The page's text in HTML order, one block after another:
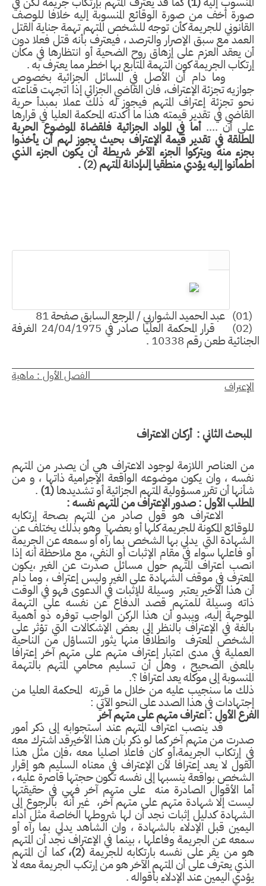
أخف من صورة الوقائع المنسوبة إليه خلافا للوصف
للجريمة كأن توجه للشخص المتهم تهمة جناية القتل
مع سبق الإصرار والترصد ، فيعترف بأنه قتل فعلا دون
يعقد العزم على إزهاق روح الضحية أو انتظارها في مكان
الجريمة كون التهمة المتابع بها اخطر مما يعترف به .
وما دام أن الأصل في المسائل الجزائية بخصوص
تجزئة الإعتراف، فان القاضي الجزائي إذا اتجهت قناعته
تجزئة إعتراف المتهم فيجوز له ذلك عملا بمبدأ حرية
في تقدير قيمته هذا ما أكدته المحكمة العليا في قرارها
أن ....أما في المواد الجزائية فلقضاة الموضوع الحرية
في تقدير قيمة الإعتراف بحيث يجوز لهم أن يأخذوا
منه ويتركوا الجزء الآخر شريطة أن يكون الجزء الذي
إليه يؤدي منطقيا إلىإدانة المتهم (2) .
عبد الحميد الشواربي / المرجع السابق صفحة 81
قرار المحكمة العليا صادر في 24/04/1975 الغرفة
طعن رقم 10338 .
الأول : ماهية
الثاني : أركـان الاعتراف
العناصر اللازمة لوجود الاعتراف هي أن يصدر من المتهم
، وان يكون موضوعه الواقعة الإجرامية ذاتها ، و من
أن تقرر مسؤولية المتهم الجزائية أو تشديدها(1)
.
الأول : صدور الإعتراف من المتهم نفسه :
الاعتراف هو قول صادر من المتهم بصحة إرتكابه
المكونة للجريمة كلها أو بعضها وهو بذلك يختلف عن
التي يدلي بها الشخص بما رآه أو سمعه عن الجريمة
فاعلها سواء في مقام الإثبات أو النفي، مع ملاحظة أنه إذا
اعتراف المتهم حول مسائل صدرت عن الغير ،يكون
في موقف الشهادة على الغير وليس إعتراف ، وما دام
هذا الأخير يعتبر وسيلة للإثبات في الدعوى فهو في الوقت
وسيلة للمتهم قصد الدفاع عن نفسه على التهمة
إليه، ويبدو أن هذا الركن الواجب توفره ذو أهمية
في الإعتراف بالنظر إلى بعض الإشكالات التي تؤثر على
المعترف وانطلاقا منها يثور التساؤل من الناحية
في مدى اعتبار إعتراف متهم على متهم آخر إعترافا
الصحيح ، وهل أن تسليم محامي المتهم بالتهمة
إلى موكله يعد اعترافا ؟.
ما سنجيب عليه من خلال ما قررته المحكمة العليا من
في هذا الصدد على النحو الآتي :
: اعتراف متهم على متهم آخر
قد ينصب اعتراف المتهم عند استجوابه إلى ذكر أمور
من متهم آخر كما لو ذكر بان هذا الأخيرقد اشترك معه
إرتكاب الجريمة،أو كان فاعلا اصليا معه ،فإن مثل هذا
لا يعد إعترافا لأن الإعتراف في معناه السليم هو إقرار
بواقعة ينسبها إلى نفسه تكون حجتها قاصرة عليه ،
الأقوال الصادرة منه على متهم آخر فهي في حقيقتها
إلا شهادة متهم على متهم آخر، غير أنه بالرجوع إلى
كدليل إثبات نجد أن لها شروطها الخاصة مثل أداء
قبل الإدلاء بالشهادة ، وان الشاهد يدلي بما رآه أو
عن الجريمة وفاعلها ، بينما في الإعتراف نجد أن المتهم
من يقر على نفسه بارتكابه للجريمة(2)، كما أن المتهم
يعترف على أن المتهم الآخر هو من إرتكب الجريمة معه لا
اليمين عند الإدلاء بأقواله .